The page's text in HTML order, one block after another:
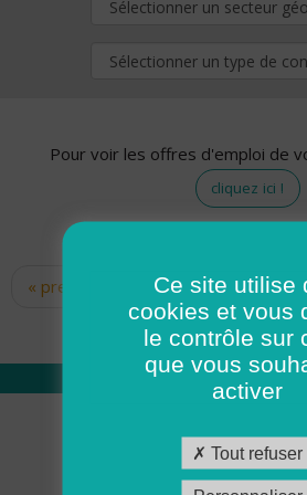
Pour voir les offres d'emploi de
cliquez ici !
Pages
« premier ‹ précédent …
14 15 16
Qui sommes nous
Académie
Ce site utilise
cookies et vous
le contrôle sur
que vous
activer
Tout refuser